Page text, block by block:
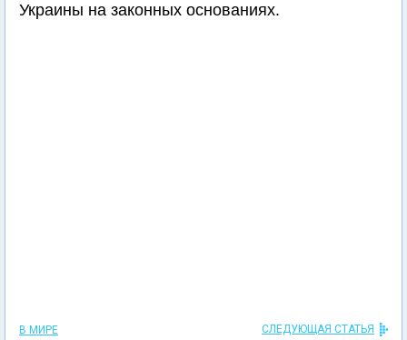
Украины на законных основаниях.
В МИРЕ СЛЕДУЮЩАЯ СТАТЬЯ